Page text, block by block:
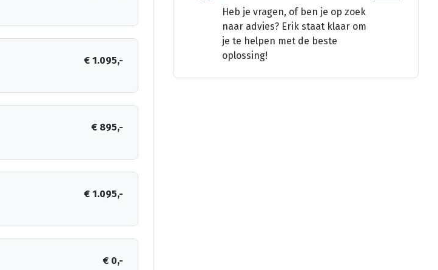
€ 1.095,-
€ 895,-
€ 1.095,-
€ 0,-
Heb je vragen, of ben je op zoek
naar advies? Erik staat klaar om
je te helpen met de beste
oplossing!